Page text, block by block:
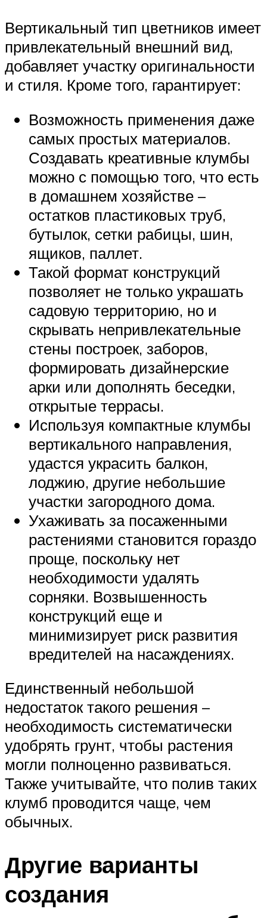
Вертикальный тип цветников имеет
привлекательный внешний вид,
добавляет участку оригинальности
и стиля. Кроме того, гарантирует:
Возможность применения даже
самых простых материалов.
Создавать креативные клумбы
можно с помощью того, что есть
в домашнем хозяйстве –
остатков пластиковых труб,
бутылок, сетки рабицы, шин,
ящиков, паллет.
Такой формат конструкций
позволяет не только украшать
садовую территорию, но и
скрывать непривлекательные
стены построек, заборов,
формировать дизайнерские
арки или дополнять беседки,
открытые террасы.
Используя компактные клумбы
вертикального направления,
удастся украсить балкон,
лоджию, другие небольшие
участки загородного дома.
Ухаживать за посаженными
растениями становится гораздо
проще, поскольку нет
необходимости удалять
сорняки. Возвышенность
конструкций еще и
минимизирует риск развития
вредителей на насаждениях.
Единственный небольшой
недостаток такого решения –
необходимость систематически
удобрять грунт, чтобы растения
могли полноценно развиваться.
Также учитывайте, что полив таких
клумб проводится чаще, чем
обычных.
Другие варианты
создания